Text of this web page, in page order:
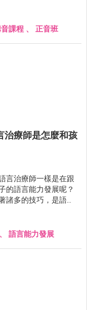
！靜靜老師會一起在
課程 、 正音班
治療師是怎麼和孩
言治療師一樣是在跟
的語言能力發展呢？
諸多的技巧，是語言
、 語言能力發展